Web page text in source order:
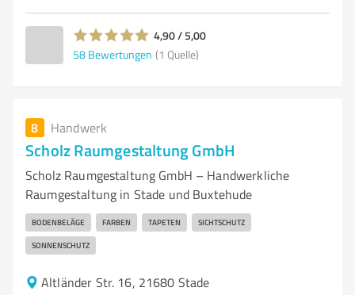
4,90 / 5,00
58 Bewertungen (1 Quelle)
8 Handwerk
Scholz Raumgestaltung GmbH
Scholz Raumgestaltung GmbH – Handwerkliche
Raumgestaltung in Stade und Buxtehude
BODENBELÄGE FARBEN TAPETEN SICHTSCHUTZ
SONNENSCHUTZ
Altländer Str. 16, 21680 Stade